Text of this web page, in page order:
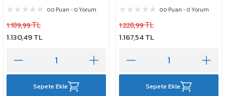
0.0 Puan - 0 Yorum
1.189,99 TL
1.130,49 TL
Sepete Ekle
0.0 Puan - 0 Yorum
1.228,99 TL
1.167,54 TL
Sepete Ekle